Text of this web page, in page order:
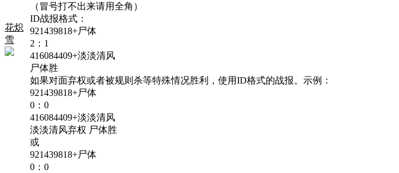
花炽
雪
（冒号打不出来请用全角）
ID战报格式：
921439818+尸体
2：1
416084409+淡淡清风
尸体胜
如果对面弃权或者被规则杀等特殊情况胜利，使用ID格式的战报。示例：
921439818+尸体
0：0
416084409+淡淡清风
淡淡清风弃权 尸体胜
或
921439818+尸体
0：0